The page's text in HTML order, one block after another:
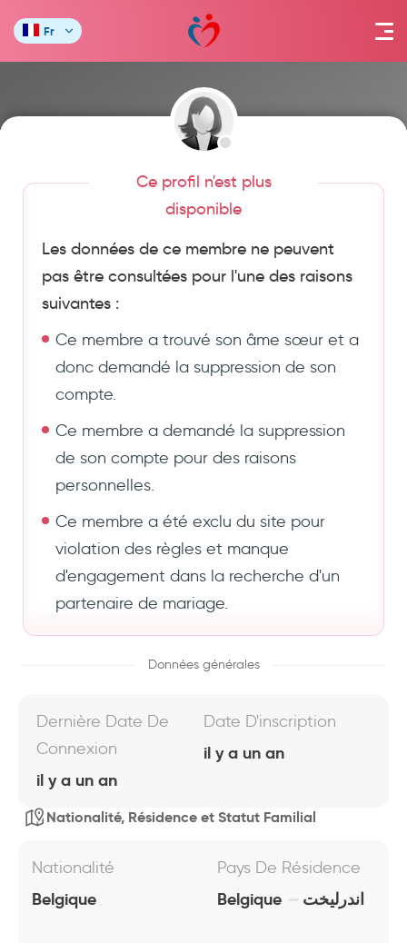
Fr
Ce profil n'est plus
disponible
Les données de ce membre ne peuvent
pas être consultées pour l'une des raisons
suivantes :
Ce membre a trouvé son âme sœur et a
donc demandé la suppression de son
compte.
Ce membre a demandé la suppression
de son compte pour des raisons
personnelles.
Ce membre a été exclu du site pour
violation des règles et manque
d'engagement dans la recherche d'un
partenaire de mariage.
Données générales
Dernière Date De
Connexion
il y a un an
Date D'inscription
il y a un an
Nationalité, Résidence et Statut Familial
Nationalité
Belgique
Pays De Résidence
Belgique اندرليخت